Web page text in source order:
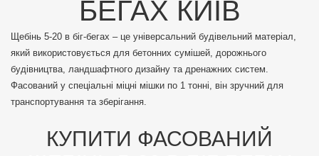
БЕГАХ КИЇВ
Щебінь 5-20 в біг-бегах – це універсальний будівельний матеріал,
який використовується для бетонних сумішей, дорожнього
будівництва, ландшафтного дизайну та дренажних систем.
Фасований у спеціальні міцні мішки по 1 тонні, він зручний для
транспортування та зберігання.
КУПИТИ ФАСОВАНИЙ